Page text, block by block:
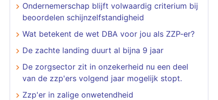
Ondernemerschap blijft volwaardig criterium bij
beoordelen schijnzelfstandigheid
Wat betekent de wet DBA voor jou als ZZP-er?
De zachte landing duurt al bijna 9 jaar
De zorgsector zit in onzekerheid nu een deel
van de zzp'ers volgend jaar mogelijk stopt.
Zzp'er in zalige onwetendheid